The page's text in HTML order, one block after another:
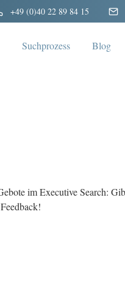
+49 (0)40 22 89 84 15
Suchprozess Blog